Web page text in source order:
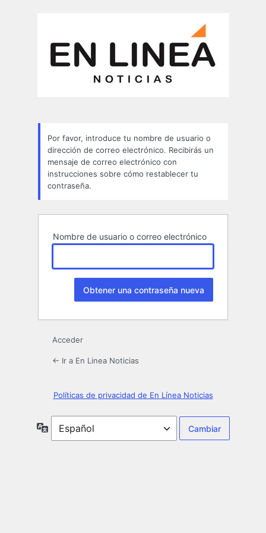
Por favor, introduce tu nombre de usuario o
dirección de correo electrónico. Recibirás un
mensaje de correo electrónico con
instrucciones sobre cómo restablecer tu
contraseña.
Nombre de usuario o correo electrónico
Acceder
← Ir a En Linea Noticias
Políticas de privacidad de En Línea Noticias
Idioma